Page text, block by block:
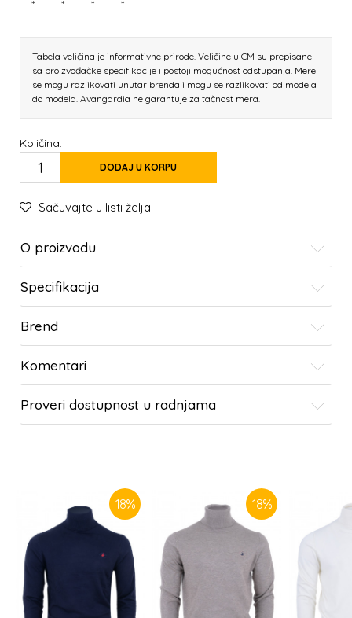
*
*
*
*
Tabela veličina je informativne prirode. Veličine u CM su prepisane
sa proizvođačke specifikacije i postoji mogućnost odstupanja. Mere
se mogu razlikovati unutar brenda i mogu se razlikovati od modela
do modela. Avangardia ne garantuje za tačnost mera.
Količina:
DODAJ U KORPU
Sačuvajte u listi želja
O proizvodu
Specifikacija
Brend
Komentari
Proveri dostupnost u radnjama
18% 18%